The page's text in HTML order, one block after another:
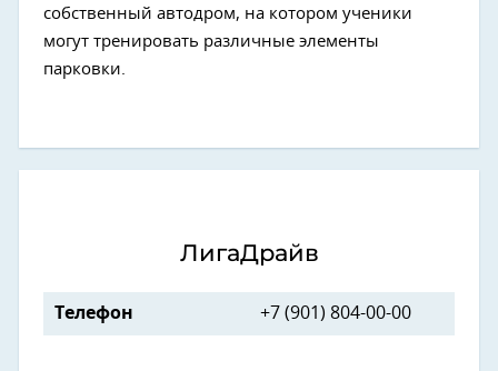
собственный автодром, на котором ученики
могут тренировать различные элементы
парковки.
ЛигаДрайв
Телефон +7 (901) 804-00-00